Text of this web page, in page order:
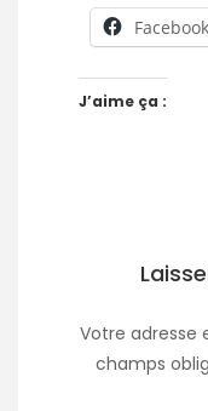
Facebook
J’aime ça :
Votre adresse
champs